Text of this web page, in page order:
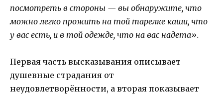
посмотреть в стороны — вы обнаружите, что
можно легко прожить на той тарелке каши, что
у вас есть, и в той одежде, что на вас надета».
Первая часть высказывания описывает
душевные страдания от
неудовлетворённости, а вторая показывает